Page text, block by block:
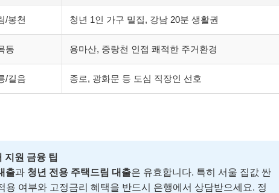
/봉천 청년 1인 가구 밀집, 강남 20분 생활권
동 용마산, 중랑천 인접 쾌적한 주거환경
/길음 종로, 광화문 등 도심 직장인 선호
지원 금융 팁
출과 청년 전용 주택드림 대출은 유효합니다. 특히 서울 집값 싼
용 여부와 고정금리 혜택을 반드시 은행에서 상담받으세요. 정